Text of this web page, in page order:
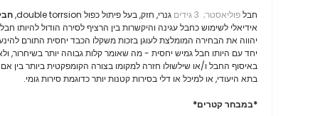
חבלפוליאסטר; גנרי, חזק, בעל פיתול כפול double torrsion,
אידיאלי לשימוש כחבל עגינה והיקשרות בין הרציף לסירה הודול להיותו
יהווה את הבחירה המומלצת לעוגן בזכות משקלו הכבד יחסית התורם
יחד עם היותו חבל גמיש יחסית - מה שאומר קלות גבוהה יותר בשיחרור,
באיסוף החבל ו/או שילשולו חזרה למקומו בצורה הקומפקטית ביותר בין אם
בתא היעודי, או למיכל או דלי בסירות קטנות יותר כדוגמת סירות גומי.
*במבחר קטרים*